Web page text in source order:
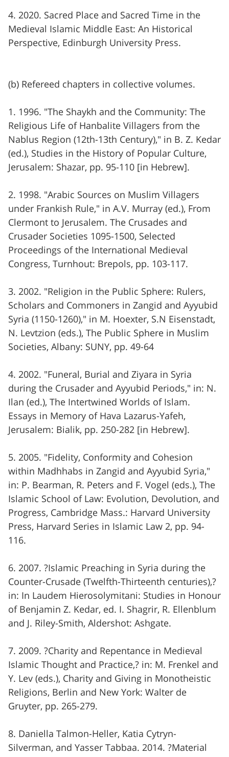
4. 2020. Sacred Place and Sacred Time in the
Medieval Islamic Middle East: An Historical
Perspective, Edinburgh University Press.
(b) Refereed chapters in collective volumes.
1. 1996. "The Shaykh and the Community: The
Religious Life of Hanbalite Villagers from the
Nablus Region (12th-13th Century)," in B. Z. Kedar
(ed.), Studies in the History of Popular Culture,
Jerusalem: Shazar, pp. 95-110 [in Hebrew].
2. 1998. "Arabic Sources on Muslim Villagers
under Frankish Rule," in A.V. Murray (ed.), From
Clermont to Jerusalem. The Crusades and
Crusader Societies 1095-1500, Selected
Proceedings of the International Medieval
Congress, Turnhout: Brepols, pp. 103-117.
3. 2002. "Religion in the Public Sphere: Rulers,
Scholars and Commoners in Zangid and Ayyubid
Syria (1150-1260)," in M. Hoexter, S.N Eisenstadt,
N. Levtzion (eds.), The Public Sphere in Muslim
Societies, Albany: SUNY, pp. 49-64
4. 2002. "Funeral, Burial and Ziyara in Syria
during the Crusader and Ayyubid Periods," in: N.
Ilan (ed.), The Intertwined Worlds of Islam.
Essays in Memory of Hava Lazarus-Yafeh,
Jerusalem: Bialik, pp. 250-282 [in Hebrew].
5. 2005. "Fidelity, Conformity and Cohesion
within Madhhabs in Zangid and Ayyubid Syria,"
in: P. Bearman, R. Peters and F. Vogel (eds.), The
Islamic School of Law: Evolution, Devolution, and
Progress, Cambridge Mass.: Harvard University
Press, Harvard Series in Islamic Law 2, pp. 94-
116.
6. 2007. ?Islamic Preaching in Syria during the
Counter-Crusade (Twelfth-Thirteenth centuries),?
in: In Laudem Hierosolymitani: Studies in Honour
of Benjamin Z. Kedar, ed. I. Shagrir, R. Ellenblum
and J. Riley-Smith, Aldershot: Ashgate.
7. 2009. ?Charity and Repentance in Medieval
Islamic Thought and Practice,? in: M. Frenkel and
Y. Lev (eds.), Charity and Giving in Monotheistic
Religions, Berlin and New York: Walter de
Gruyter, pp. 265-279.
8. Daniella Talmon-Heller, Katia Cytryn-
Silverman, and Yasser Tabbaa. 2014. ?Material